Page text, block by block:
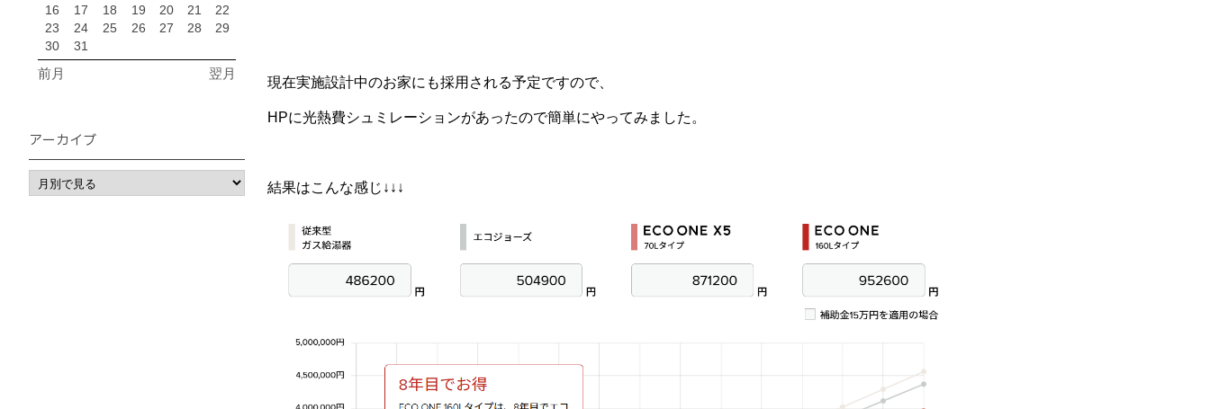
現在実施設計中のお家にも採用される予定ですので、
HPに光熱費シュミレーションがあったので簡単にやってみました。
結果はこんな感じ↓↓↓
16
17 18 19 20 21
22
23
24 25 26 27 28
29
30
31
前月 翌月
アーカイブ